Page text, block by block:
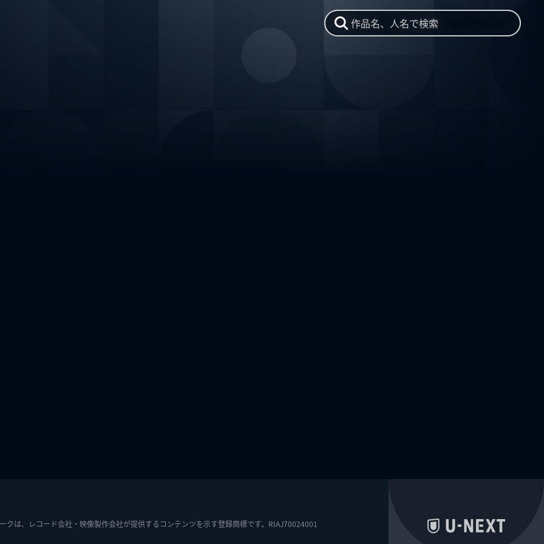
作品名、人名で検索
クは、レコード会社・映像製作会社が提供するコンテンツを示す登録商標です。RIAJ70024001